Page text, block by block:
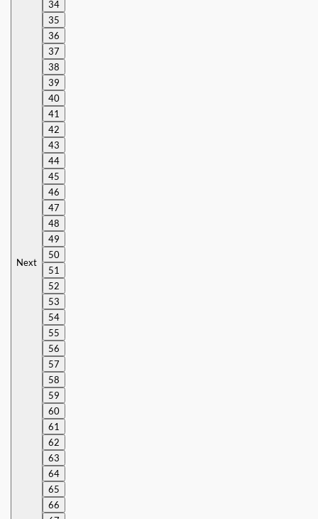
Next
34
35
36
37
38
39
40
41
42
43
44
45
46
47
48
49
50
51
52
53
54
55
56
57
58
59
60
61
62
63
64
65
66